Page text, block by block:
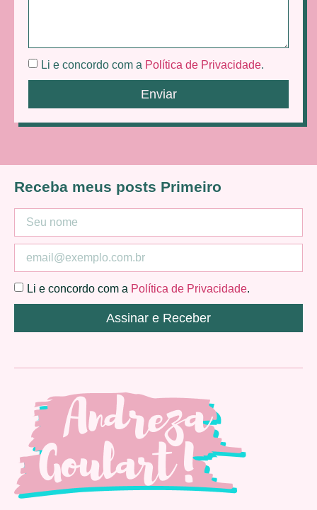
Li e concordo com a Política de Privacidade.
Enviar
Receba meus posts Primeiro
Li e concordo com a Política de Privacidade.
Assinar e Receber